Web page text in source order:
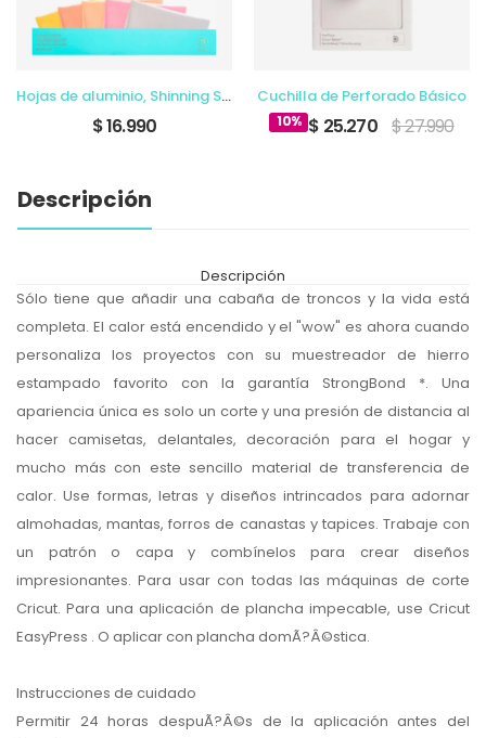
Hojas de aluminio, Shinning Starling 12 x 12 pulgada
$ 16.990
Cuchilla de Perforado Básico
10% $ 25.270 $ 27.990
Descripción
Descripción
Sólo tiene que añadir una cabaña de troncos y la vida está
completa. El calor está encendido y el "wow" es ahora cuando
personaliza los proyectos con su muestreador de hierro
estampado favorito con la garantía StrongBond *. Una
apariencia única es solo un corte y una presión de distancia al
hacer camisetas, delantales, decoración para el hogar y
mucho más con este sencillo material de transferencia de
calor. Use formas, letras y diseños intrincados para adornar
almohadas, mantas, forros de canastas y tapices. Trabaje con
un patrón o capa y combínelos para crear diseños
impresionantes. Para usar con todas las máquinas de corte
Cricut. Para una aplicación de plancha impecable, use Cricut
EasyPress . O aplicar con plancha domÃ?Â©stica.
Instrucciones de cuidado
Permitir 24 horas despuÃ?Â©s de la aplicación antes del